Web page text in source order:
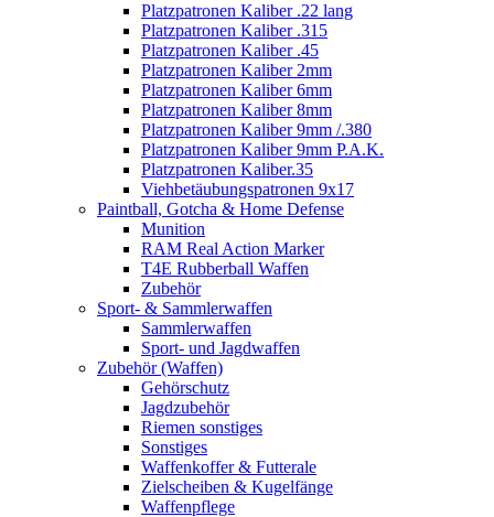
Platzpatronen Kaliber .22 lang
Platzpatronen Kaliber .315
Platzpatronen Kaliber .45
Platzpatronen Kaliber 2mm
Platzpatronen Kaliber 6mm
Platzpatronen Kaliber 8mm
Platzpatronen Kaliber 9mm /.380
Platzpatronen Kaliber 9mm P.A.K.
Platzpatronen Kaliber.35
Viehbetäubungspatronen 9x17
Paintball, Gotcha & Home Defense
Munition
RAM Real Action Marker
T4E Rubberball Waffen
Zubehör
Sport- & Sammlerwaffen
Sammlerwaffen
Sport- und Jagdwaffen
Zubehör (Waffen)
Gehörschutz
Jagdzubehör
Riemen sonstiges
Sonstiges
Waffenkoffer & Futterale
Zielscheiben & Kugelfänge
Waffenpflege